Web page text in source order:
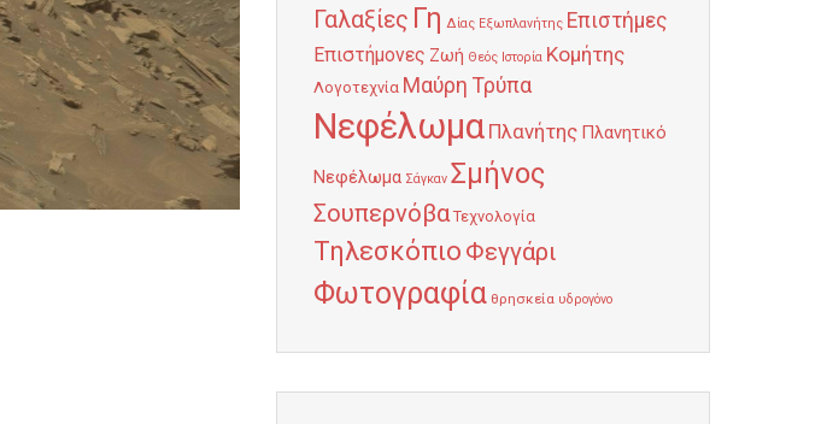
Γαλαξίες Γη Δίας Εξωπλανήτης Επιστήμες
Επιστήμονες Ζωή Θεός Ιστορία Κομήτης
Λογοτεχνία Μαύρη Τρύπα
Νεφέλωμα Πλανήτης Πλανητικό
Νεφέλωμα Σάγκαν Σμήνος
Σουπερνόβα Τεχνολογία
Τηλεσκόπιο Φεγγάρι
Φωτογραφία θρησκεία υδρογόνο